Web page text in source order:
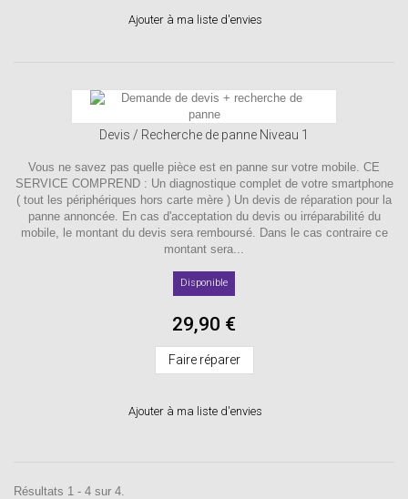
Ajouter à ma liste d'envies
Devis / Recherche de panne Niveau 1
Vous ne savez pas quelle pièce est en panne sur votre mobile. CE
SERVICE COMPREND : Un diagnostique complet de votre smartphone
( tout les périphériques hors carte mère ) Un devis de réparation pour la
panne annoncée. En cas d'acceptation du devis ou irréparabilité du
mobile, le montant du devis sera remboursé. Dans le cas contraire ce
montant sera...
Disponible
29,90 €
Faire réparer
Ajouter à ma liste d'envies
Résultats 1 - 4 sur 4.